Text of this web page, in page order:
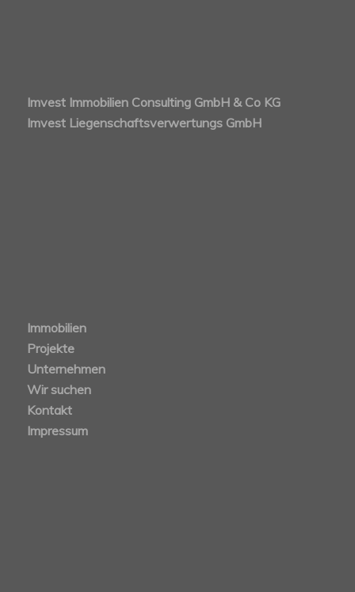
Imvest Immobilien Consulting GmbH & Co KG
Imvest Liegenschaftsverwertungs GmbH
Immobilien
Projekte
Unternehmen
Wir suchen
Kontakt
Impressum